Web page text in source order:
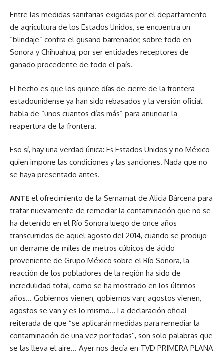
Entre las medidas sanitarias exigidas por el departamento
de agricultura de los Estados Unidos, se encuentra un
“blindaje” contra el gusano barrenador, sobre todo en
Sonora y Chihuahua, por ser entidades receptores de
ganado procedente de todo el país.
El hecho es que los quince días de cierre de la frontera
estadounidense ya han sido rebasados y la versión oficial
habla de “unos cuantos días más” para anunciar la
reapertura de la frontera.
Eso sí, hay una verdad única: Es Estados Unidos y no México
quien impone las condiciones y las sanciones. Nada que no
se haya presentado antes.
ANTE el ofrecimiento de la Semarnat de Alicia Bárcena para
tratar nuevamente de remediar la contaminación que no se
ha detenido en el Río Sonora luego de once años
transcurridos de aquel agosto del 2014, cuando se produjo
un derrame de miles de metros cúbicos de ácido
proveniente de Grupo México sobre el Río Sonora, la
reacción de los pobladores de la región ha sido de
incredulidad total, como se ha mostrado en los últimos
años… Gobiernos vienen, gobiernos van; agostos vienen,
agostos se van y es lo mismo… La declaración oficial
reiterada de que “se aplicarán medidas para remediar la
contaminación de una vez por todas¨, son solo palabras que
se las lleva el aire… Ayer nos decía en TVD PRIMERA PLANA